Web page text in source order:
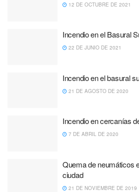
12 DE OCTUBRE DE 2021
Incendio en el Basural
22 DE JUNIO DE 2021
Incendio en el basural
21 DE AGOSTO DE 2020
Incendio en cercanías
7 DE ABRIL DE 2020
Quema de neumáticos
ciudad
21 DE NOVIEMBRE DE 2019